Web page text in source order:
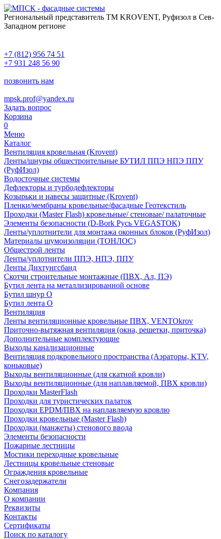
Региональный представитель ТМ KROVENT, Руфизол в Сев-
Западном регионе
+7 (812) 956 74 51
+7 931 248 56 90
позвонить нам
mpsk.prof@yandex.ru
Задать вопрос
Корзина
0
Меню
Каталог
Вентиляция кровельная (Krovent)
Ленты/шнуры общестроительные БУТИЛ ППЭ НПЭ ППУ
(РуфИзол)
Водосточные системы
Дефлекторы и турбодефлекторы
Козырьки и навесы защитные (Krovent)
Пленки/мембраны кровельные/фасадные Геотекстиль
Проходки (Master Flash) кровельные/ стеновые/ палаточные
Элементы безопасности (D-Bork Русь VEGASTOK)
Ленты/уплотнители для монтажа оконных блоков (РуфИзол)
Материалы шумоизоляции (TОНЛОС)
Общестрой ленты
Ленты/уплотнители ППЭ, НПЭ, ППУ
Ленты Дихтунгсбанд
Скотчи строительные монтажные (ПВХ, Ал, ПЭ)
Бутил лента на металлизированной основе
Бутил шнур О
Бутил лента О
Вентиляция
Ленты вентиляционные кровельные ПВХ, VENTOkrov
Приточно-вытяжная вентиляция (окна, решетки, приточка)
Дополнительные комплектующие
Выходы канализационные
Вентиляция подкровельного пространства (Аэраторы, KTV,
коньковые)
Выходы вентиляционные (для скатной кровли)
Выходы вентиляционные (для наплавляемой, ПВХ кровли)
Проходки MasterFlash
Проходки для туристических палаток
Проходки EPDM/ПВХ на наплавляемую кровлю
Проходки кровельные (Master Flash)
Проходки (манжеты) стенового ввода
Элементы безопасности
Пожарные лестницы
Мостики переходные кровельные
Лестницы кровельные стеновые
Ограждения кровельные
Снегозадержатели
Компания
О компании
Реквизиты
Контакты
Сертификаты
Поиск по каталогу